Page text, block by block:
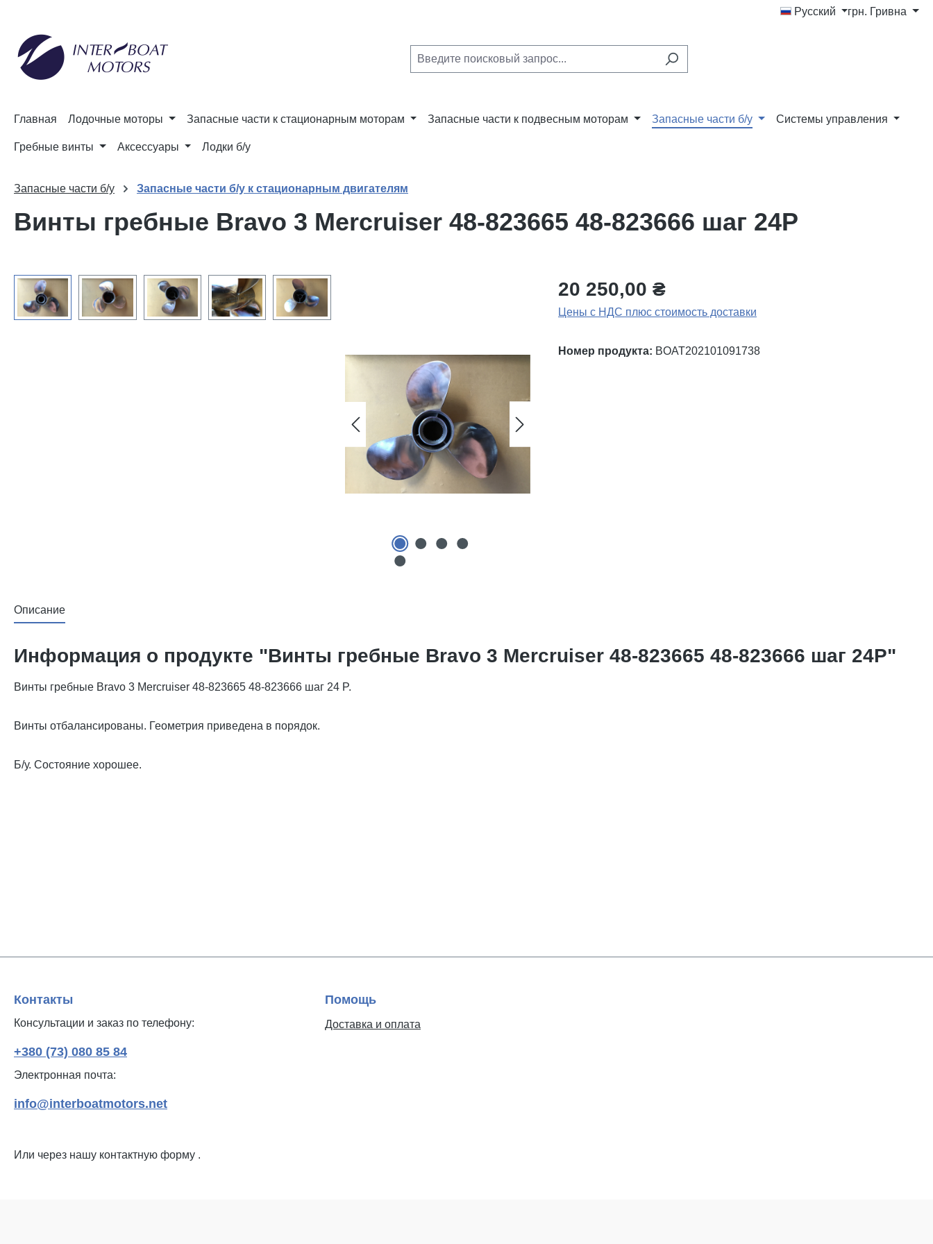
Русский грн. Гривна
Главная Лодочные моторы Запасные части к стационарным моторам Запасные части к подвесным моторам Запасные части б/у Системы управления
Гребные винты Аксессуары Лодки б/у
Запасные части б/у Запасные части б/у к стационарным двигателям
Винты гребные Bravo 3 Mercruiser 48-823665 48-823666 шаг 24P
Пропустить галерею изображений 20 250,00 ₴
Цены с НДС плюс стоимость доставки
Номер продукта: BOAT202101091738
Описание
Информация о продукте "Винты гребные Bravo 3 Mercruiser 48-823665 48-823666 шаг 24P"
Винты гребные Bravo 3 Mercruiser 48-823665 48-823666 шаг 24 P.
Винты отбалансированы. Геометрия приведена в порядок.
Б/у. Состояние хорошее.
Контакты
Консультации и заказ по телефону:
+380 (73) 080 85 84
Электронная почта:
info@interboatmotors.net
Или через нашу контактную форму .
Помощь
Доставка и оплата